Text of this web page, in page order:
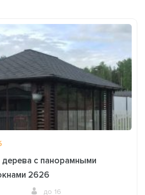
дерева с панорамными
2626
до 16